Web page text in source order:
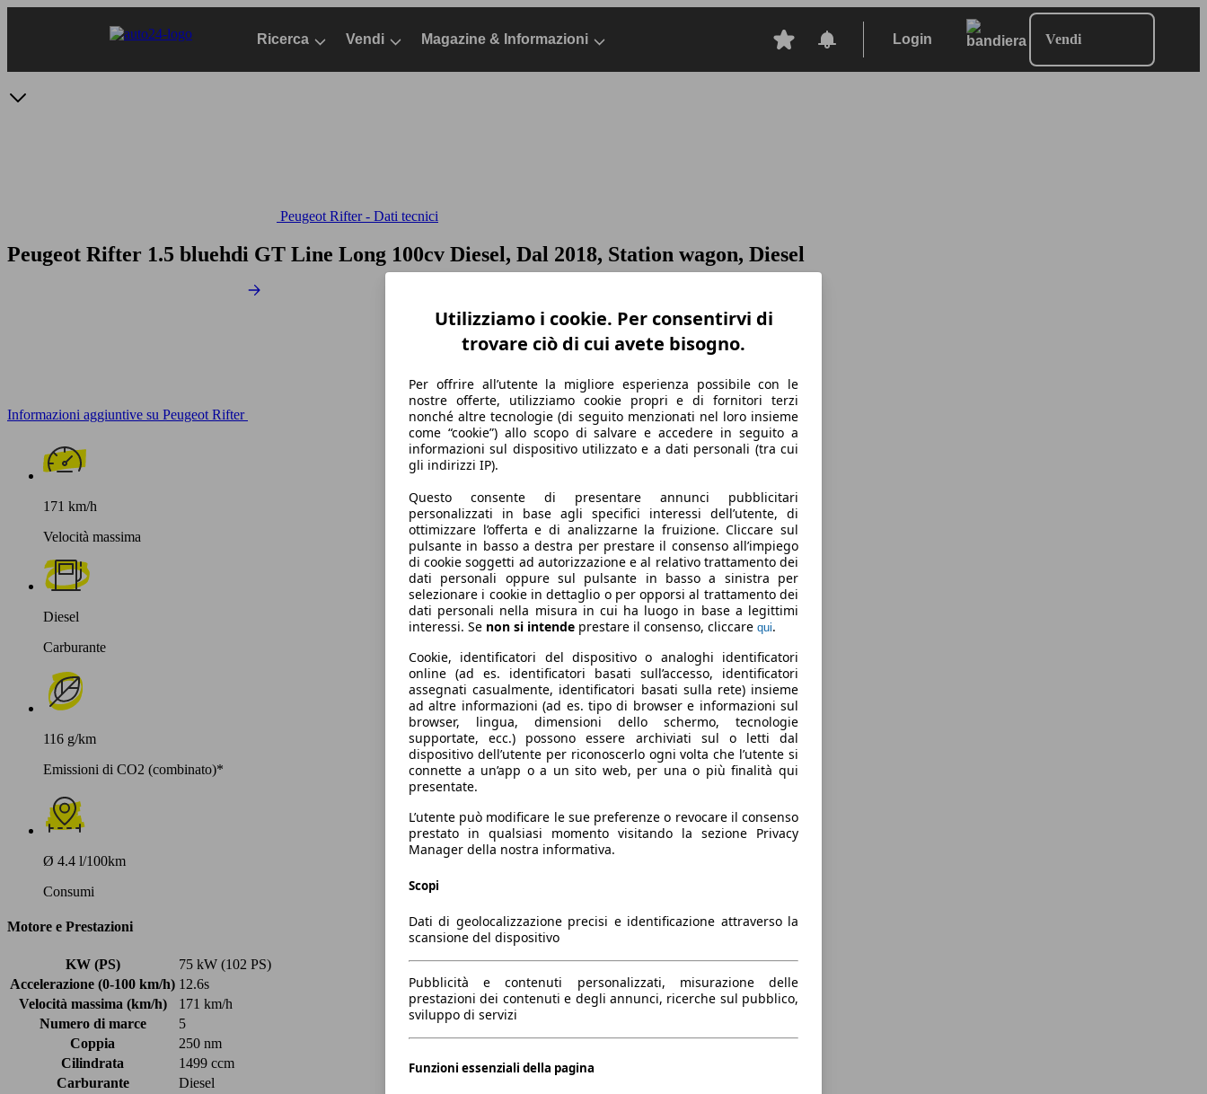
Ricerca Vendi Magazine & Informazioni Login Vendi
Peugeot Rifter - Dati tecnici
Peugeot Rifter 1.5 bluehdi GT Line Long 100cv Diesel, Dal 2018, Station wagon, Diesel
Informazioni aggiuntive su Peugeot Rifter
171 km/h
Velocità massima
Diesel
Carburante
116 g/km
Emissioni di CO2 (combinato)*
Ø 4.4 l/100km
Consumi
Motore e Prestazioni
KW (PS)
75 kW (102 PS)
Accelerazione (0-100 km/h) 12.6s
Velocità massima (km/h)
171 km/h
Numero di marce
5
Coppia
250 nm
Cilindrata
1499 ccm
Carburante
Diesel
Utilizziamo i cookie. Per consentirvi di
trovare ciò di cui avete bisogno.
Per offrire all’utente la migliore esperienza possibile con le
nostre offerte, utilizziamo cookie propri e di fornitori terzi
nonché altre tecnologie (di seguito menzionati nel loro insieme
come “cookie”) allo scopo di salvare e accedere in seguito a
informazioni sul dispositivo utilizzato e a dati personali (tra cui
gli indirizzi IP).
Questo consente di presentare annunci pubblicitari
personalizzati in base agli specifici interessi dell’utente, di
ottimizzare l’offerta e di analizzarne la fruizione. Cliccare sul
pulsante in basso a destra per prestare il consenso all’impiego
di cookie soggetti ad autorizzazione e al relativo trattamento dei
dati personali oppure sul pulsante in basso a sinistra per
selezionare i cookie in dettaglio o per opporsi al trattamento dei
dati personali nella misura in cui ha luogo in base a legittimi
interessi. Se non si intende prestare il consenso, cliccare qui.
Cookie, identificatori del dispositivo o analoghi identificatori
online (ad es. identificatori basati sull’accesso, identificatori
assegnati casualmente, identificatori basati sulla rete) insieme
ad altre informazioni (ad es. tipo di browser e informazioni sul
browser, lingua, dimensioni dello schermo, tecnologie
supportate, ecc.) possono essere archiviati sul o letti dal
dispositivo dell’utente per riconoscerlo ogni volta che l’utente si
connette a un’app o a un sito web, per una o più finalità qui
presentate.
L’utente può modificare le sue preferenze o revocare il consenso
prestato in qualsiasi momento visitando la sezione Privacy
Manager della nostra informativa.
Scopi
Dati di geolocalizzazione precisi e identificazione attraverso la
scansione del dispositivo
Pubblicità e contenuti personalizzati, misurazione delle
prestazioni dei contenuti e degli annunci, ricerche sul pubblico,
sviluppo di servizi
Funzioni essenziali della pagina